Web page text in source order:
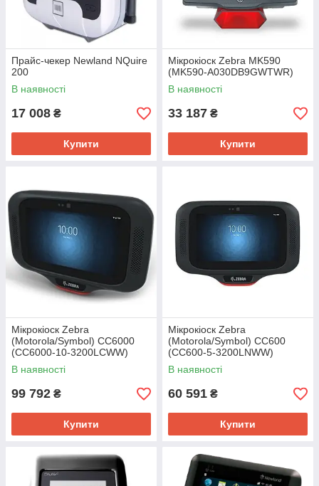
Прайс-чекер Newland NQuire
200
В наявності
17 008 ₴
Купити
Мікрокіоск Zebra MK590
(MK590-A030DB9GWTWR)
В наявності
33 187 ₴
Купити
Мікрокіоск Zebra
(Motorola/Symbol) CC6000
(CC6000-10-3200LCWW)
В наявності
99 792 ₴
Купити
Мікрокіоск Zebra
(Motorola/Symbol) CC600
(CC600-5-3200LNWW)
В наявності
60 591 ₴
Купити